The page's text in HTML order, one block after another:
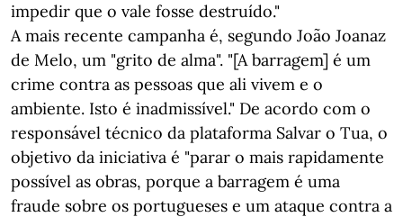
impedir que o vale fosse destruído."
A mais recente campanha é, segundo João Joanaz
de Melo, um "grito de alma". "[A barragem] é um
crime contra as pessoas que ali vivem e o
ambiente. Isto é inadmissível." De acordo com o
responsável técnico da plataforma Salvar o Tua, o
objetivo da iniciativa é "parar o mais rapidamente
possível as obras, porque a barragem é uma
fraude sobre os portugueses e um ataque contra a